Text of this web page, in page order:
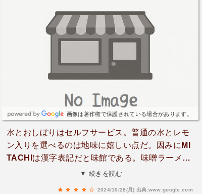
画像は著作権で保護されている場合があります。
水とおしぼりはセルフサービス。普通の水とレモ
ン入りを選べるのは地味に嬉しい点だ。因みにMI
TACHIは漢字表記だと味館である。味噌ラーメン
を注文した。観光地的な価格の上乗せは「やや」
▼ 続きを読む
2024/10/28(月) 出典:www.google.com